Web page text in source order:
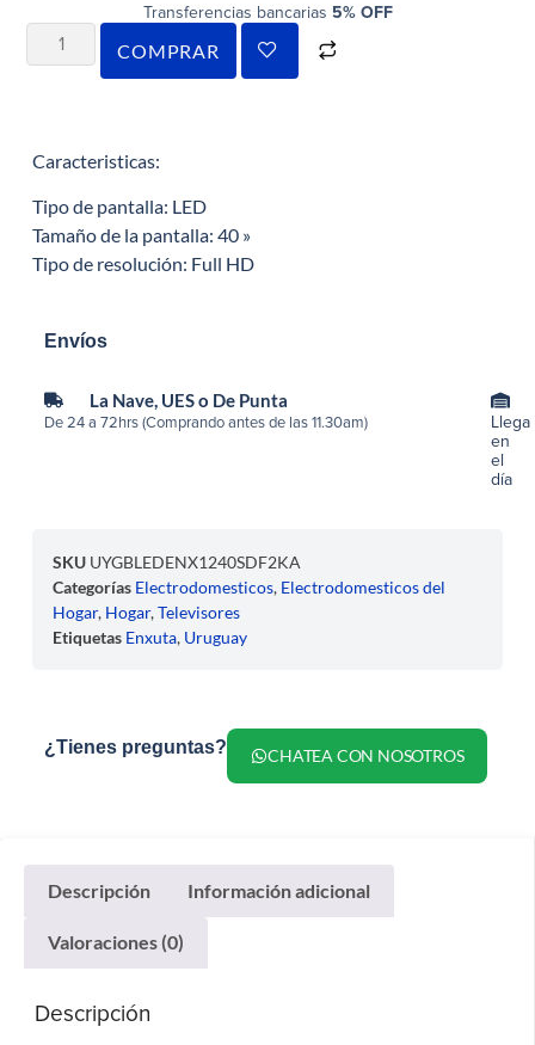
Transferencias bancarias 5% OFF
COMPRAR
Caracteristicas:
Tipo de pantalla: LED
Tamaño de la pantalla: 40 »
Tipo de resolución: Full HD
Envíos
La Nave, UES o De Punta
De 24 a 72hrs (Comprando antes de las 11.30am)
Llega
en
el
día
SKU UYGBLEDENX1240SDF2KA
Categorías Electrodomesticos, Electrodomesticos del
Hogar, Hogar,Televisores
Etiquetas Enxuta, Uruguay
¿Tienes preguntas? CHATEA CON NOSOTROS
Descripción Información adicional
Valoraciones (0)
Descripción